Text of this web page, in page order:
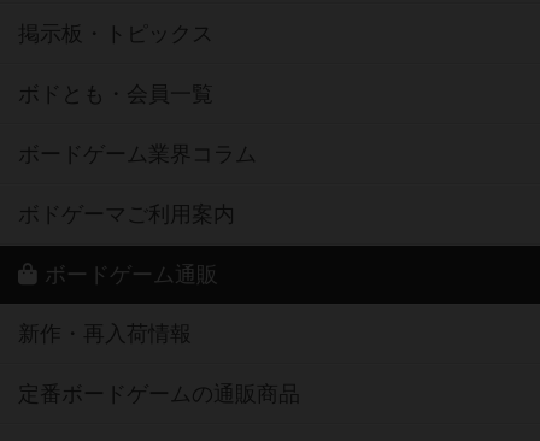
掲示板・トピックス
ボドとも・会員一覧
ボードゲーム業界コラム
ボドゲーマご利用案内
ボードゲーム通販
新作・再入荷情報
定番ボードゲームの通販商品